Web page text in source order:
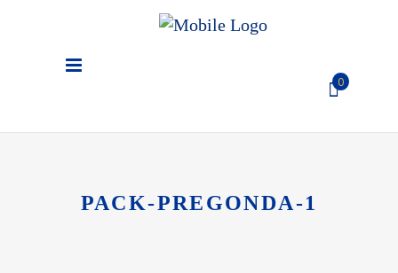
0
El carro de la compra está
PACK-PREGONDA-1